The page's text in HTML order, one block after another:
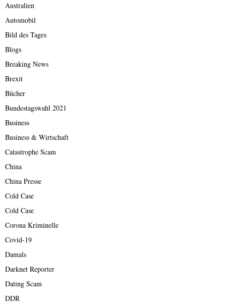
Australien
Automobil
Bild des Tages
Blogs
Breaking News
Brexit
Bücher
Bundestagswahl 2021
Business
Business & Wirtschaft
Catastrophe Scam
China
China Presse
Cold Case
Cold Case
Corona Kriminelle
Covid-19
Damals
Darknet Reporter
Dating Scam
DDR